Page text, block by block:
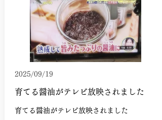
2025/09/19
育てる醤油がテレビ放映されました
育てる醤油がテレビ放映されました